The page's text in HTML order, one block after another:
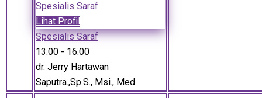
Spesialis Saraf
Lihat Profil
Spesialis Saraf
13:00 - 16:00
dr. Jerry Hartawan
Saputra.,Sp.S., Msi., Med